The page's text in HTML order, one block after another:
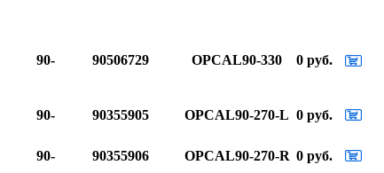
90- 90506729 OPCAL90-330 0 руб.
90- 90355905 OPCAL90-270-L 0 руб.
90- 90355906 OPCAL90-270-R 0 руб.